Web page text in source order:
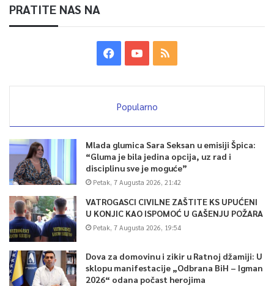
PRATITE NAS NA
Popularno
Mlada glumica Sara Seksan u emisiji Špica:
“Gluma je bila jedina opcija, uz rad i
disciplinu sve je moguće”
Petak, 7 Augusta 2026, 21:42
VATROGASCI CIVILNE ZAŠTITE KS UPUĆENI
U KONJIC KAO ISPOMOĆ U GAŠENJU POŽARA
Petak, 7 Augusta 2026, 19:54
Dova za domovinu i zikir u Ratnoj džamiji: U
sklopu manifestacije „Odbrana BiH – Igman
2026“ odana počast herojima